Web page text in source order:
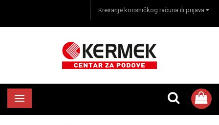
Kreiranje korisničkog računa ili prijava